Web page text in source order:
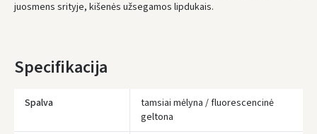
juosmens srityje, kišenės užsegamos lipdukais.
Specifikacija
Spalva
tamsiai mėlyna / fluorescencinė
geltona